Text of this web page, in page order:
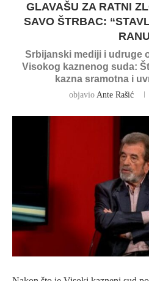
GLAVAŠU ZA RATNI
SAVO ŠTRBAC:
Srbijanski mediji i udruge
Visokog kaznenog suda:
kazna sramotna i
objavio Ante Rašić